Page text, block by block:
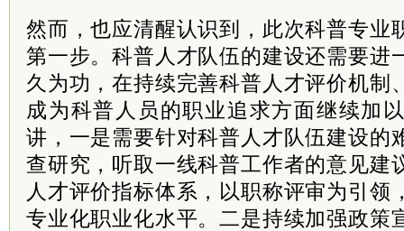
然而，也应清醒认识到，此次科普专业
第一步。科普人才队伍的建设还需要进
久为功，在持续完善科普人才评价机制
成为科普人员的职业追求方面继续加
讲，一是需要针对科普人才队伍建设的
查研究，听取一线科普工作者的意见建
人才评价指标体系，以职称评审为引领
专业化职业化水平。二是持续加强政策